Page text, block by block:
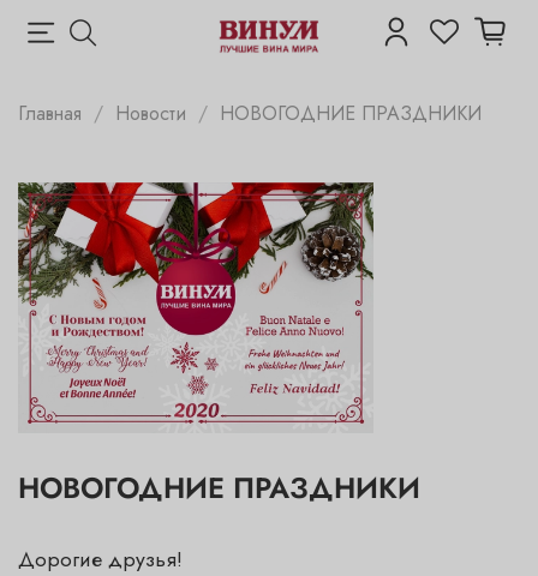
Главная Новости НОВОГОДНИЕ ПРАЗДНИКИ
НОВОГОДНИЕ ПРАЗДНИКИ
Дорогие друзья!